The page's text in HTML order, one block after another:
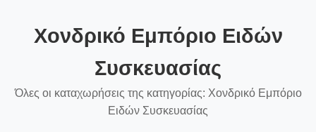
Χονδρικό Εμπόριο Ειδών
Συσκευασίας
Όλες οι καταχωρήσεις της κατηγορίας: Χονδρικό Εμπόριο
Ειδών Συσκευασίας